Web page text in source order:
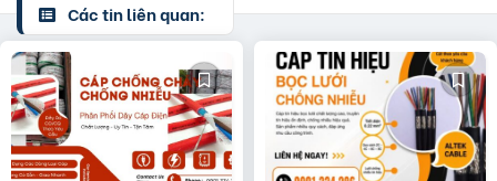
Các tin liên quan: